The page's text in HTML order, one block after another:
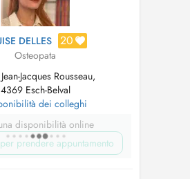
DELLES 20
Osteopata
Jacques Rousseau,
4369 Esch-Belval
dei colleghi
disponibilità online
prendere appuntamento